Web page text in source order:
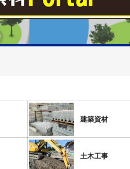
建築資材
土木工事